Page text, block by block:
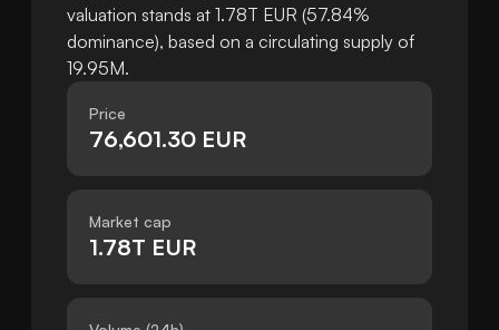
valuation stands at 1.78T EUR (57.84%
dominance), based on a circulating supply of
19.95M.
Price
76,601.30 EUR
Market cap
1.78T EUR